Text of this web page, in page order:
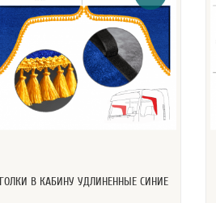
В КАБИНУ УДЛИНЕННЫЕ СИНИЕ